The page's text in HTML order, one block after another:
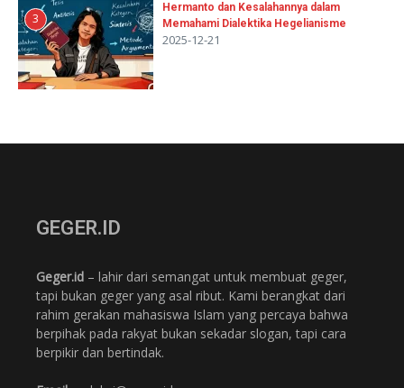
3
Hermanto dan Kesalahannya dalam
Memahami Dialektika Hegelianisme
2025-12-21
GEGER.ID
Geger.id – lahir dari semangat untuk membuat geger,
tapi bukan geger yang asal ribut. Kami berangkat dari
rahim gerakan mahasiswa Islam yang percaya bahwa
berpihak pada rakyat bukan sekadar slogan, tapi cara
berpikir dan bertindak.